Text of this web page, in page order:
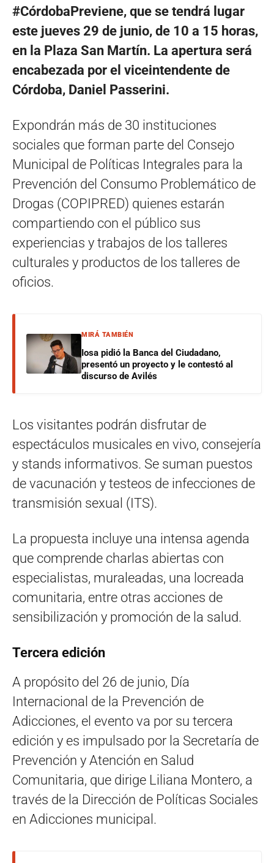
#CórdobaPreviene, que se tendrá lugar
este jueves 29 de junio, de 10 a 15 horas,
en la Plaza San Martín. La apertura será
encabezada por el viceintendente de
Córdoba, Daniel Passerini.
Expondrán más de 30 instituciones
sociales que forman parte del Consejo
Municipal de Políticas Integrales para la
Prevención del Consumo Problemático de
Drogas (COPIPRED) quienes estarán
compartiendo con el público sus
experiencias y trabajos de los talleres
culturales y productos de los talleres de
oficios.
MIRÁ TAMBIÉN
Iosa pidió la Banca del Ciudadano,
presentó un proyecto y le contestó al
discurso de Avilés
Los visitantes podrán disfrutar de
espectáculos musicales en vivo, consejería
y stands informativos. Se suman puestos
de vacunación y testeos de infecciones de
transmisión sexual (ITS).
La propuesta incluye una intensa agenda
que comprende charlas abiertas con
especialistas, muraleadas, una locreada
comunitaria, entre otras acciones de
sensibilización y promoción de la salud.
Tercera edición
A propósito del 26 de junio, Día
Internacional de la Prevención de
Adicciones, el evento va por su tercera
edición y es impulsado por la Secretaría de
Prevención y Atención en Salud
Comunitaria, que dirige Liliana Montero, a
través de la Dirección de Políticas Sociales
en Adicciones municipal.